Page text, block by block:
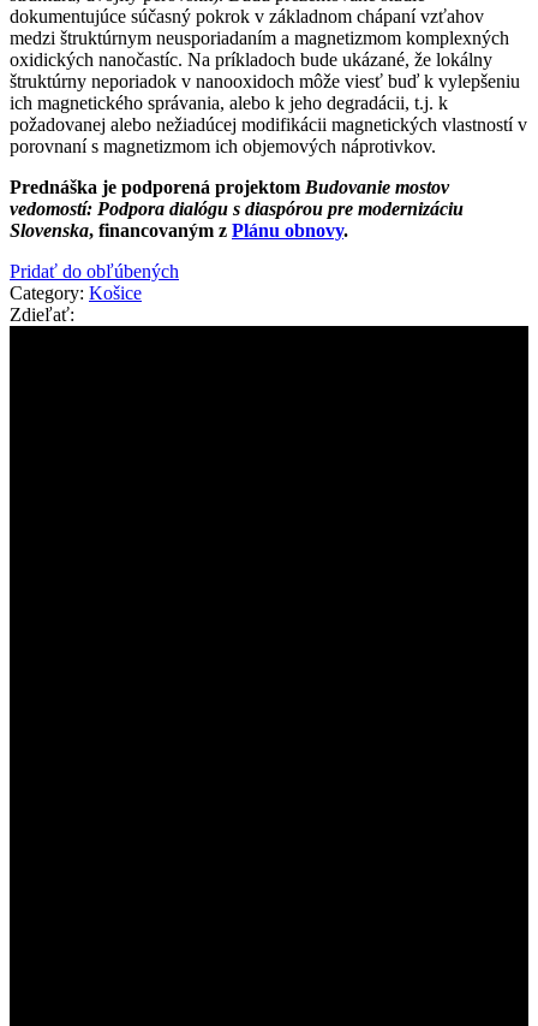
dokumentujúce súčasný pokrok v základnom chápaní vzťahov
medzi štruktúrnym neusporiadaním a magnetizmom komplexných
oxidických nanočastíc. Na príkladoch bude ukázané, že lokálny
štruktúrny neporiadok v nanooxidoch môže viesť buď k vylepšeniu
ich magnetického správania, alebo k jeho degradácii, t.j. k
požadovanej alebo nežiadúcej modifikácii magnetických vlastností v
porovnaní s magnetizmom ich objemových náprotivkov.
Prednáška je podporená projektom Budovanie mostov
vedomostí: Podpora dialógu s diaspórou pre modernizáciu
Slovenska, financovaným z Plánu obnovy.
Pridať do obľúbených
Category: Košice
Zdieľať: